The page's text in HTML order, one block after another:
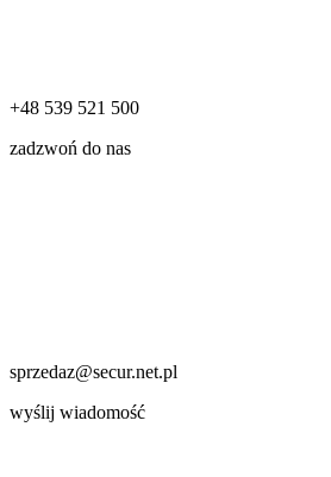
+48 539 521 500
zadzwoń do nas
sprzedaz@secur.net.pl
wyślij wiadomość